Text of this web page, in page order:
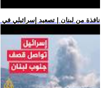
.. نافذة من لبنان | تصعيد إسرائيلي